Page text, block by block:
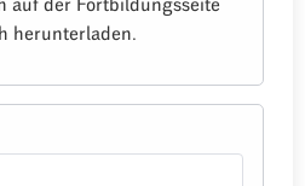
herunterladen.